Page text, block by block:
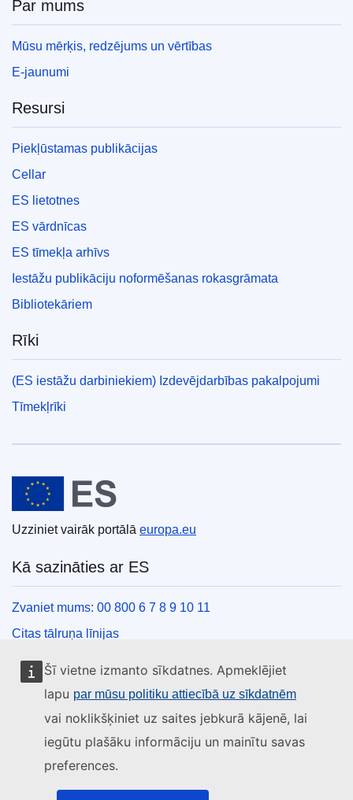
Šī vietne izmanto sīkdatnes. Apmeklējiet
lapu par mūsu politiku attiecībā uz sīkdatnēm
vai noklikšķiniet uz saites jebkurā kājenē, lai
iegūtu plašāku informāciju un mainītu savas
preferences.
Par mums
Mūsu mērķis, redzējums un vērtības
E-jaunumi
Resursi
Piekļūstamas publikācijas
Cellar
ES lietotnes
ES vārdnīcas
ES tīmekļa arhīvs
Iestāžu publikāciju noformēšanas rokasgrāmata
Bibliotekāriem
Rīki
(ES iestāžu darbiniekiem) Izdevējdarbības pakalpojumi
Tīmekļrīki
Eiropas Savienība
Uzziniet vairāk portālā europa.eu
Kā sazināties ar ES
Zvaniet mums: 00 800 6 7 8 9 10 11
Citas tālruņa līnijas
Saziņas veidlapa
ES centru kontaktinformācija
Sociālie mediji
ES konti sociālajos medijos